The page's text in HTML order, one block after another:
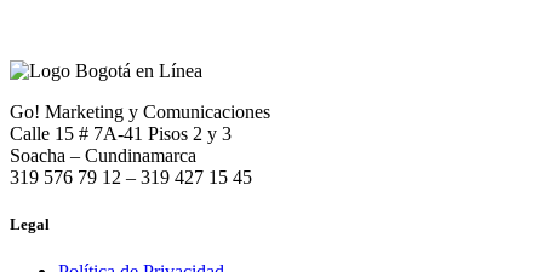
Go! Marketing y Comunicaciones
Calle 15 # 7A-41 Pisos 2 y 3
Soacha – Cundinamarca
319 576 79 12 – 319 427 15 45
Legal